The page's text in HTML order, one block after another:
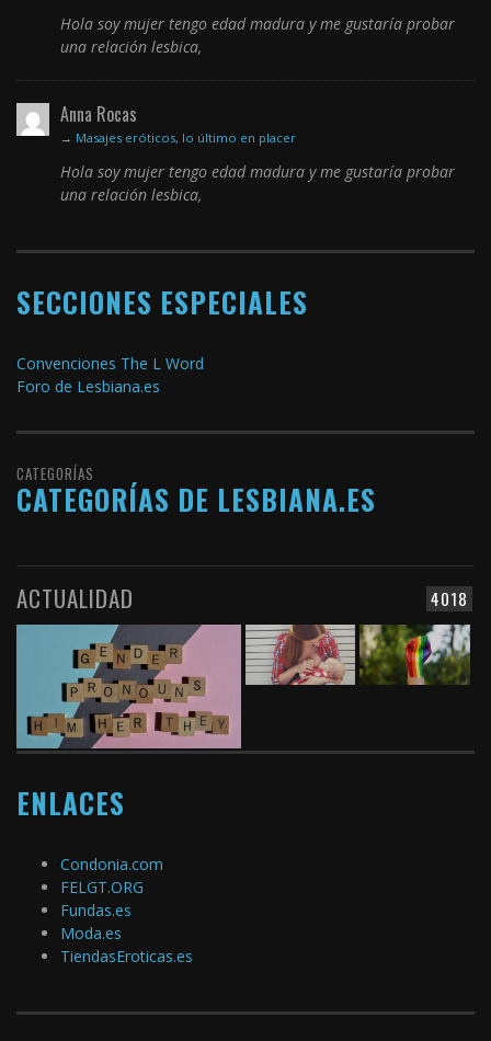
Hola soy mujer tengo edad madura y me gustaría probar
una relación lesbica,
Anna Rocas
→ Masajes eróticos, lo último en placer
Hola soy mujer tengo edad madura y me gustaría probar
una relación lesbica,
SECCIONES ESPECIALES
Convenciones The L Word
Foro de Lesbiana.es
CATEGORÍAS
CATEGORÍAS DE LESBIANA.ES
4018
ACTUALIDAD
ENLACES
Condonia.com
FELGT.ORG
Fundas.es
Moda.es
TiendasEroticas.es